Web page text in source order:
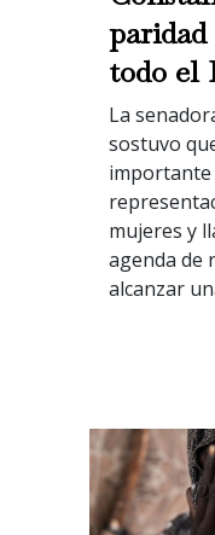
todo el
La
sostuvo
importante
mujeres y
agenda de
alcanzar